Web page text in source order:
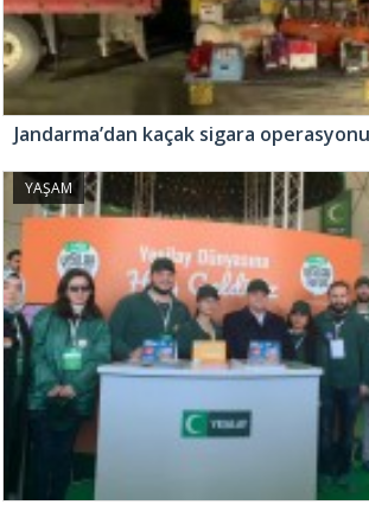
Jandarma’dan kaçak sigara operasyonu
YAŞAM